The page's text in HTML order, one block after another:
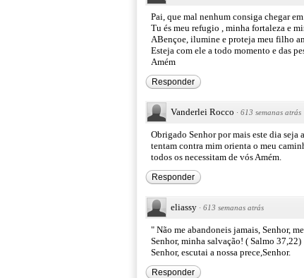
Pai, que mal nenhum consiga chegar
Tu és meu refugio , minha fortaleza e
ABençoe, ilumine e proteja meu filho
Esteja com ele a todo momento e das
Amém
Responder
Vanderlei Rocco · 613 semanas atrás
Obrigado Senhor por mais este dia seja
tentam contra mim orienta o meu
todos os necessitam de vós Amém.
Responder
eliassy · 613 semanas atrás
" Não me abandoneis jamais, Senhor,
Senhor, minha salvação! ( Salmo 37,22)
Senhor, escutai a nossa prece,Senhor.
Responder